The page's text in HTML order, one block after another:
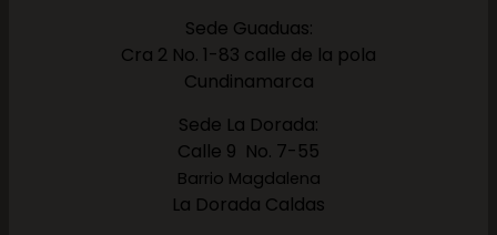
Sede Guaduas:
Cra 2 No. 1-83 calle de la pola
Cundinamarca
Sede La Dorada:
Calle 9 No. 7-55
Barrio Magdalena
La Dorada Caldas